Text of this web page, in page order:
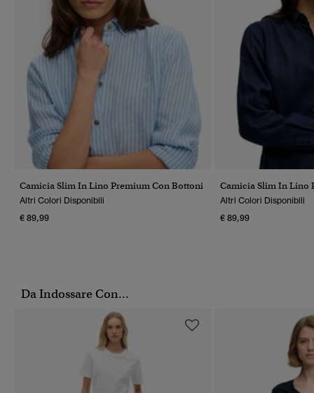
Camicia Slim In Lino Premium Con Bottoni
Altri Colori Disponibili
€ 89,99
Camicia Slim In Lino
Altri Colori Disponibili
€ 89,99
Da Indossare Con...